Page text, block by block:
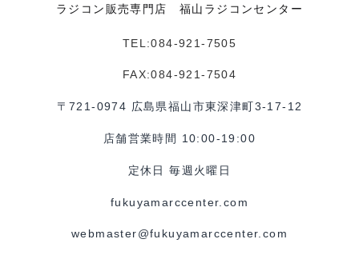
ラジコン販売専門店 福山ラジコンセンター
TEL:084-921-7505
FAX:084-921-7504
〒721-0974 広島県福山市東深津町3-17-12
店舗営業時間 10:00-19:00
定休日 毎週火曜日
fukuyamarccenter.com
webmaster@fukuyamarccenter.com